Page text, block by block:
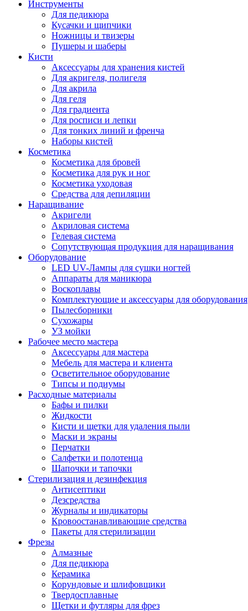
Инструменты
Для педикюра
Кусачки и щипчики
Ножницы и твизеры
Пушеры и шаберы
Кисти
Аксессуары для хранения кистей
Для акригеля, полигеля
Для акрила
Для геля
Для градиента
Для росписи и лепки
Для тонких линий и френча
Наборы кистей
Косметика
Косметика для бровей
Косметика для рук и ног
Косметика уходовая
Средства для депиляции
Наращивание
Акригели
Акриловая система
Гелевая система
Сопутствующая продукция для наращивания
Оборудование
LED UV-Лампы для сушки ногтей
Аппараты для маникюра
Воскоплавы
Комплектующие и аксессуары для оборудования
Пылесборники
Сухожары
УЗ мойки
Рабочее место мастера
Аксессуары для мастера
Мебель для мастера и клиента
Осветительное оборудование
Типсы и подиумы
Расходные материалы
Бафы и пилки
Жидкости
Кисти и щетки для удаления пыли
Маски и экраны
Перчатки
Салфетки и полотенца
Шапочки и тапочки
Стерилизация и дезинфекция
Антисептики
Дезсредства
Журналы и индикаторы
Кровоостанавливающие средства
Пакеты для стерилизации
Фрезы
Алмазные
Для педикюра
Керамика
Корундовые и шлифовщики
Твердосплавные
Щетки и футляры для фрез